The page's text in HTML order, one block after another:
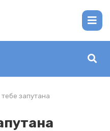
тебе запутана